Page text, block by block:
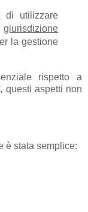
di utilizzare
giurisdizione
la gestione
rispetto a
questi aspetti non
è stata semplice: